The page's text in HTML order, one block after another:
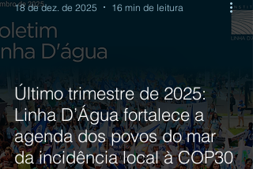
Último trimestre de 2025:
Linha D’Água fortalece a
agenda dos povos do mar
da incidência local à COP30
18 de dez. de 2025 16 min de leitura